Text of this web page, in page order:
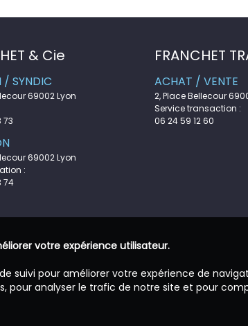
& Cie
/ SYNDIC
69002 Lyon
73
69002 Lyon
:
74
FRANCHET
ACHAT / VENTE
2, Place Bellecour
Service transaction :
06 24 59 12 60
votre expérience utilisateur.
suivi pour améliorer votre expérience de
pour analyser le trafic de notre site et pour